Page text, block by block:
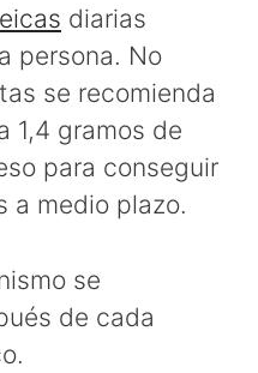
diarias
persona. No
se recomienda
1,4 gramos de
para conseguir
a medio plazo.
se
de cada